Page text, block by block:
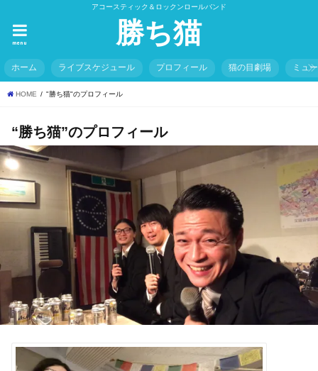
アコースティック＆ロックンロールバンド
勝ち猫
menu
ホーム ライブスケジュール プロフィール 猫の目劇場 ミュ
HOME "勝ち猫"のプロフィール
“勝ち猫”のプロフィール